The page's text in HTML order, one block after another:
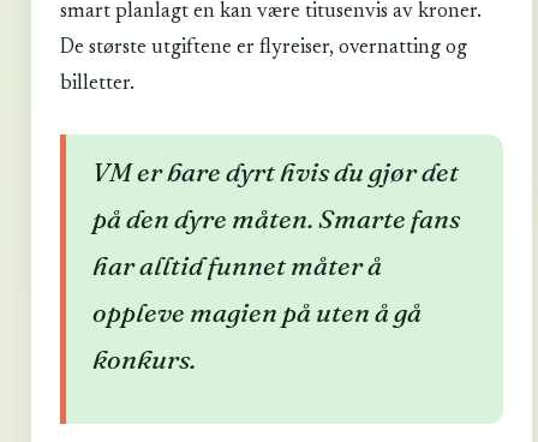
smart planlagt en kan være titusenvis av kroner.
De største utgiftene er flyreiser, overnatting og
billetter.
VM er bare dyrt hvis du gjør det
på den dyre måten. Smarte fans
har alltid funnet måter å
oppleve magien på uten å gå
konkurs.